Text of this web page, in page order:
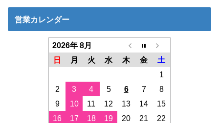
営業カレンダー
2026年 8月
日
月 火 水 木 金
土
1
2
3 4 5 6 7
8
9
10 11 12 13 14
15
16
17 18 19 20 21
22